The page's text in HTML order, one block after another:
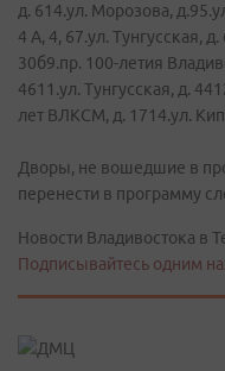
д. 614.ул. Морозова,
4 А, 4, 67.ул. Тунгусская,
30б9.пр. 100-летия
4611.ул. Тунгусская, д.
лет ВЛКСМ, д. 1714.ул.
Дворы, не вошедшие в
перенести в программу
Новости Владивостока в
Подписывайтесь одним